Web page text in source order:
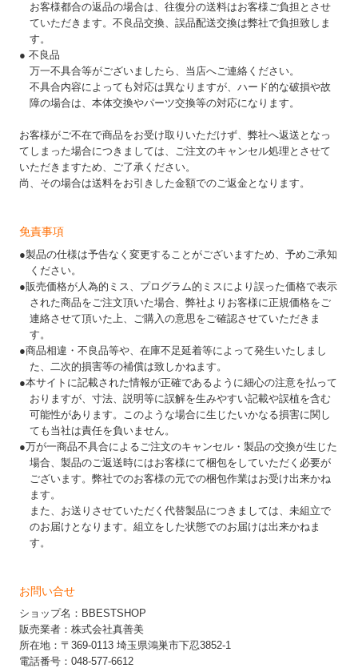
お客様都合の返品の場合は、往復分の送料はお客様ご負担とさせ
ていただきます。不良品交換、誤品配送交換は弊社で負担致しま
す。
● 不良品
万一不具合等がございましたら、当店へご連絡ください。
不具合内容によっても対応は異なりますが、ハード的な破損や故
障の場合は、本体交換やパーツ交換等の対応になります。
お客様がご不在で商品をお受け取りいただけず、弊社へ返送となっ
てしまった場合につきましては、ご注文のキャンセル処理とさせて
いただきますため、ご了承ください。
尚、その場合は送料をお引きした金額でのご返金となります。
免責事項
●製品の仕様は予告なく変更することがございますため、予めご承知
ください。
●販売価格が人為的ミス、プログラム的ミスにより誤った価格で表示
された商品をご注文頂いた場合、弊社よりお客様に正規価格をご
連絡させて頂いた上、ご購入の意思をご確認させていただきま
す。
●商品相違・不良品等や、在庫不足延着等によって発生いたしまし
た、二次的損害等の補償は致しかねます。
●本サイトに記載された情報が正確であるように細心の注意を払って
おりますが、寸法、説明等に誤解を生みやすい記載や誤植を含む
可能性があります。このような場合に生じたいかなる損害に関し
ても当社は責任を負いません。
●万が一商品不具合によるご注文のキャンセル・製品の交換が生じた
場合、製品のご返送時にはお客様にて梱包をしていただく必要が
ございます。弊社でのお客様の元での梱包作業はお受け出来かね
ます。
また、お送りさせていただく代替製品につきましては、未組立で
のお届けとなります。組立をした状態でのお届けは出来かねま
す。
お問い合せ
ショップ名：BBESTSHOP
販売業者：株式会社真善美
所在地：〒369-0113 埼玉県鴻巣市下忍3852-1
電話番号：048-577-6612